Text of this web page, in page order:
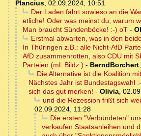
Plancius, 02.09.2024, 10:51
Der Laden fährt sowieso an die
etliche! Oder was meinst du, warum
Man braucht Sündenböcke! :-) oT -
Erstmal abwarten, was in den
In Thüringen z.B.: alle Nicht-AfD
AfD zusammenrotten, also CDU mit
Parteien (mL Bildz.) - BerndBorchert,
Die Alternative ist die Koalition
Nächstes Jahr ist Bundestagswahl
sich das gut merken! - Olivia,
und die Rezession frißt sich
02.09.2024, 11:28
Die ersten "Verbündeten"
verkaufen Staatsanleihen und